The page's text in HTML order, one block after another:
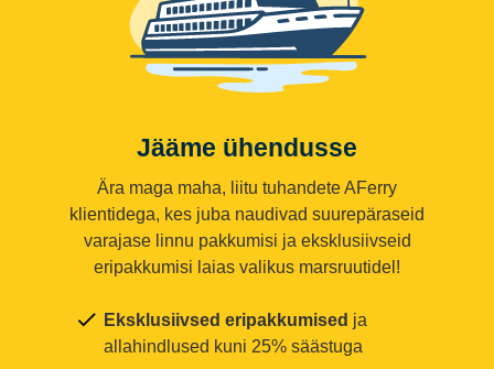
Jääme ühendusse
Ära maga maha, liitu tuhandete AFerry
klientidega, kes juba naudivad suurepäraseid
varajase linnu pakkumisi ja eksklusiivseid
eripakkumisi laias valikus marsruutidel!
Eksklusiivsed eripakkumised ja
allahindlused kuni 25% säästuga